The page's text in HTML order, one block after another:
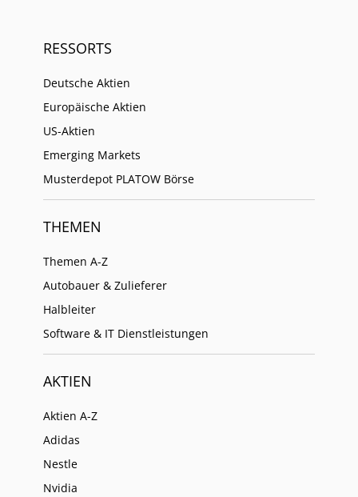
RESSORTS
Deutsche Aktien
Europäische Aktien
US-Aktien
Emerging Markets
Musterdepot PLATOW Börse
THEMEN
Themen A-Z
Autobauer & Zulieferer
Halbleiter
Software & IT Dienstleistungen
AKTIEN
Aktien A-Z
Adidas
Nestle
Nvidia